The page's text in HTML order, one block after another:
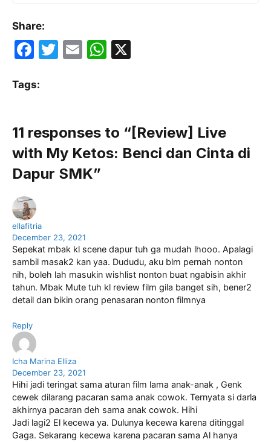
Share:
F
c
b
o
o
k
T
E
W
A
p
p
Tags:
11 responses to “[Review] Live
with My Ketos: Benci dan Cinta di
Dapur SMK”
ellafitria
December 23, 2021
Sepekat mbak kl scene dapur tuh ga mudah lhooo. Apalagi
sambil masak2 kan yaa. Dududu, aku blm pernah nonton
nih, boleh lah masukin wishlist nonton buat ngabisin akhir
tahun. Mbak Mute tuh kl review film gila banget sih, bener2
detail dan bikin orang penasaran nonton filmnya
Reply
Icha Marina Elliza
December 23, 2021
Hihi jadi teringat sama aturan film lama anak-anak , Genk
cewek dilarang pacaran sama anak cowok. Ternyata si darla
akhirnya pacaran deh sama anak cowok. Hihi
Jadi lagi2 El kecewa ya. Dulunya kecewa karena ditinggal
Gaga. Sekarang kecewa karena pacaran sama Al hanya